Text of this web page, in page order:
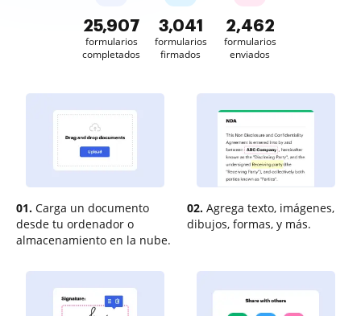
25,907
formularios
completados
3,041
formularios
firmados
2,462
formularios
enviados
01. Carga un documento
desde tu ordenador o
almacenamiento en la nube.
02. Agrega texto, imágenes,
dibujos, formas, y más.